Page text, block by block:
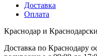
Доставка
Оплата
Краснодар и
Доставка по Краснодару